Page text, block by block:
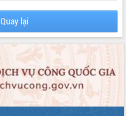
Quay lại